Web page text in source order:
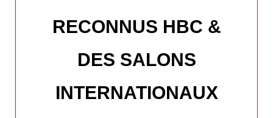
RECONNUS HBC &
DES SALONS
INTERNATIONAUX